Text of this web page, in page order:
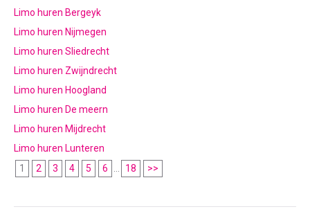
Limo huren Bergeyk
Limo huren Nijmegen
Limo huren Sliedrecht
Limo huren Zwijndrecht
Limo huren Hoogland
Limo huren De meern
Limo huren Mijdrecht
Limo huren Lunteren
1
2 3 4 5 6 ... 18 >>